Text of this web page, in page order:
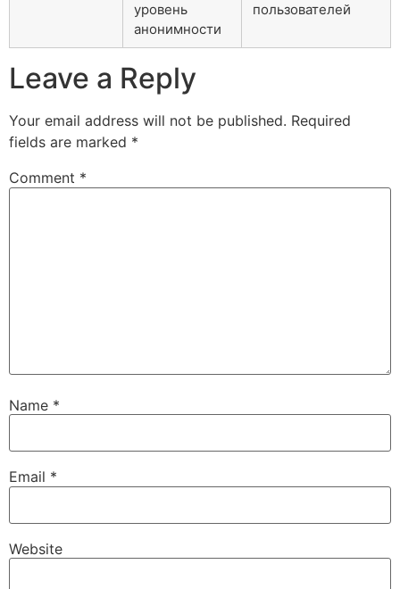
уровень
анонимности
пользователей
Leave a Reply
Your email address will not be published. Required
fields are marked *
Comment *
Name *
Email *
Website